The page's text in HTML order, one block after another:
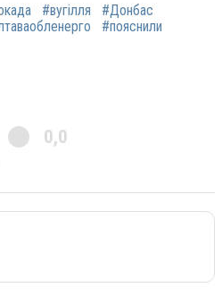
#вугілля
#Донбас
#пояснили
0,0